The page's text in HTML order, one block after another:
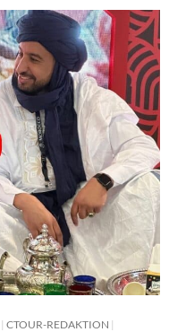
CTOUR-REDAKTION